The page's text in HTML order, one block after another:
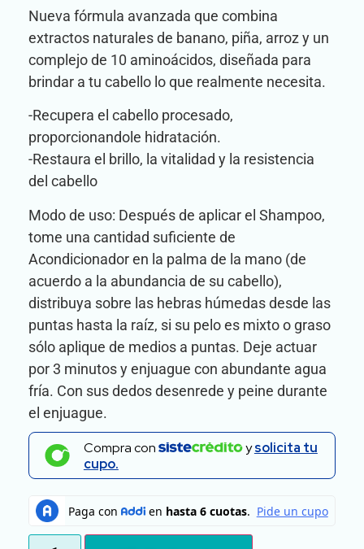
Nueva fórmula avanzada que combina
extractos naturales de banano, piña, arroz y un
complejo de 10 aminoácidos, diseñada para
brindar a tu cabello lo que realmente necesita.
-Recupera el cabello procesado,
proporcionandole hidratación.
-Restaura el brillo, la vitalidad y la resistencia
del cabello
Modo de uso: Después de aplicar el Shampoo,
tome una cantidad suficiente de
Acondicionador en la palma de la mano (de
acuerdo a la abundancia de su cabello),
distribuya sobre las hebras húmedas desde las
puntas hasta la raíz, si su pelo es mixto o graso
sólo aplique de medios a puntas. Deje actuar
por 3 minutos y enjuague con abundante agua
fría. Con sus dedos desenrede y peine durante
el enjuague.
Compra con ysolicita tu
cupo.